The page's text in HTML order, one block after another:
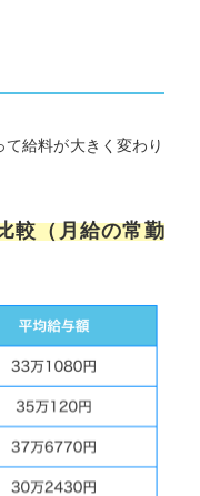
給料が大きく変わり
較（月給の常勤